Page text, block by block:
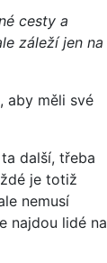
cesty a
záleží jen na
aby měli své
další, třeba
je totiž
nemusí
najdou lidé na